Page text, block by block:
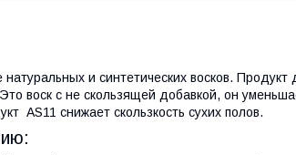
и синтетических восков.
воск с не скользящей добавкой, он
AS11 снижает скользкость сухих полов.